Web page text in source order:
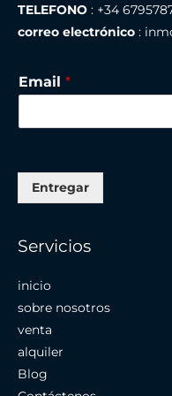
TELEFONO : +34
correo electrónico :
Email *
Entregar
Servicios
inicio
sobre nosotros
venta
alquiler
Blog